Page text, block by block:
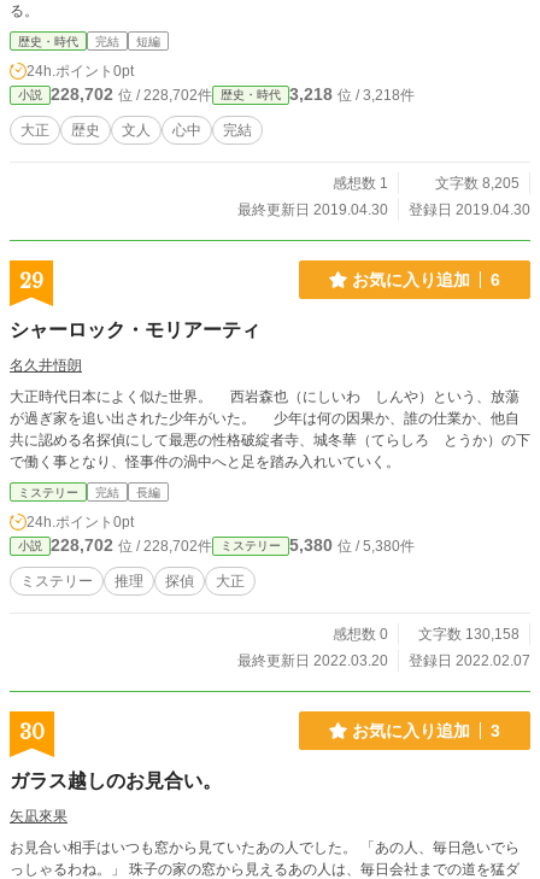
る。
歴史・時代 完結 短編
24h.ポイント 0pt
小説 228,702 位 / 228,702件 歴史・時代 3,218 位 / 3,218件
大正 歴史 文人 心中 完結
感想数 1
文字数 8,205
最終更新日 2019.04.30
登録日 2019.04.30
29 お気に入り追加 6
シャーロック・モリアーティ
名久井悟朗
大正時代日本によく似た世界。 西岩森也（にしいわ しんや）という、放蕩
が過ぎ家を追い出された少年がいた。 少年は何の因果か、誰の仕業か、他自
共に認める名探偵にして最悪の性格破綻者寺、城冬華（てらしろ とうか）の下
で働く事となり、怪事件の渦中へと足を踏み入れいていく。
ミステリー 完結 長編
24h.ポイント 0pt
小説 228,702 位 / 228,702件 ミステリー 5,380 位 / 5,380件
ミステリー 推理 探偵 大正
感想数 0
文字数 130,158
最終更新日 2022.03.20
登録日 2022.02.07
30 お気に入り追加 3
ガラス越しのお見合い。
矢凪來果
お見合い相手はいつも窓から見ていたあの人でした。 「あの人、毎日急いでら
っしゃるわね。」 珠子の家の窓から見えるあの人は、毎日会社までの道を猛ダ